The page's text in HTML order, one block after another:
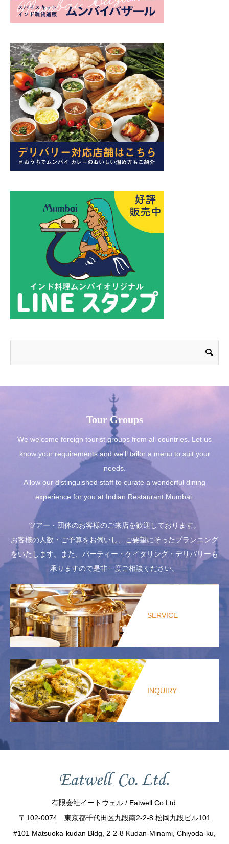
Tour Groups
We welcome foreign tourist groups from all countries. Let us
know your requirements and we'll tailor a menu to suit your
needs.
Allow our distinguished staff to curate a wonderful dining
experience for you at Indian Restaurant Mumbai.
ツアー・団体のお客様のご来店を歓迎しております。
お客様の人数・ご予算をお伺いし、ご要望にそったプランニング
をいたします。また、パーティー・ケイタリング・デリバリーも
承りますので是非一度ご相談ください。
SERVICE
INQUIRY
有限会社イートウェル / Eatwell Co.Ltd.
〒102-0074 東京都千代田区九段南2-2-8 松岡九段ビル101
#101 Matsuoka-kudan Bldg, 2-2-8 Kudan-Minami, Chiyoda-ku,